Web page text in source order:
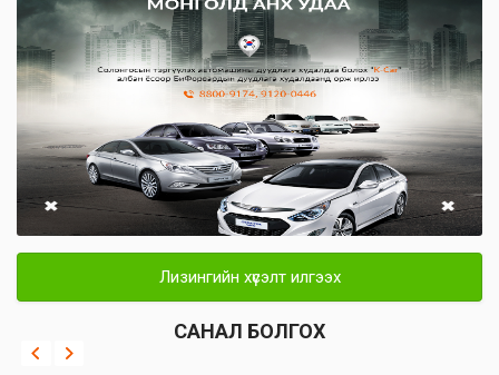
Лизингийн хүсэлт илгээх
САНАЛ БОЛГОХ